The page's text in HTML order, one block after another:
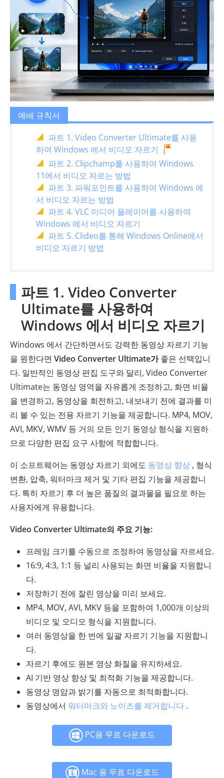
예배 규칙서
파트 1. Video Converter Ultimate를 사용
하여 Windows 에서 비디오 자르기
파트 2. Clipchamp를 사용하여 Windows
11에서 비디오 자르는 방법
파트 3. 파워포인트를 사용하여 Windows 에
서 비디오 자르는 방법
파트 4. VLC 미디어 플레이어를 사용하여
Windows 에서 비디오 자르기
파트 5. Clideo를 통해 Windows Online에서
비디오 자르기 방법
파트 1. Video Converter
Ultimate를 사용하여
Windows 에서 비디오 자르기
Windows 에서 간단하면서도 강력한 동영상 자르기 기능
을 원한다면 Video Converter Ultimate가좋은 선택입니
다. 일반적인 동영상 편집 도구와 달리, Video Converter
Ultimate는 동영상 영역을 자유롭게 조정하고, 화면 비율
을 변경하고, 동영상을 회전하고, 내보내기 전에 결과를 미
리 볼 수 있는 전용 자르기 기능을 제공합니다. MP4, MOV,
AVI, MKV, WMV 등 거의 모든 인기 동영상 형식을 지원하
므로 다양한 편집 요구 사항에 적합합니다.
이 소프트웨어는 동영상 자르기 외에도 동영상 향상 , 형식
변환, 압축, 워터마크 제거 및 기타 편집 기능을 제공합니
다. 특히 자르기 후 더 높은 품질의 결과물을 필요로 하는
사용자에게 유용합니다.
Video Converter Ultimate의 주요 기능:
프레임 크기를 수동으로 조정하여 동영상을 자르세요.
16:9, 4:3, 1:1 등 널리 사용되는 화면 비율을 지원합니
다.
저장하기 전에 잘린 영상을 미리 보세요.
MP4, MOV, AVI, MKV 등을 포함하여 1,000개 이상의
비디오 및 오디오 형식을 지원합니다.
여러 동영상을 한 번에 일괄 자르기 기능을 지원합니
다.
자르기 후에도 원본 영상 화질을 유지하세요.
AI 기반 영상 향상 및 최적화 기능을 제공합니다.
동영상 명암과 밝기를 자동으로 최적화합니다.
동영상에서 워터마크와 노이즈를 제거합니다 .
PC용 무료 다운로드
Mac 용 무료 다운로드